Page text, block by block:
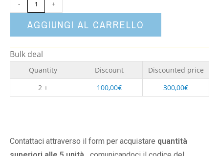
- +
AGGIUNGI AL CARRELLO
Bulk deal
Quantity Discount
Discounted price
2 +
100,00€ 300,00€
Contattaci attraverso il form per acquistare quantità